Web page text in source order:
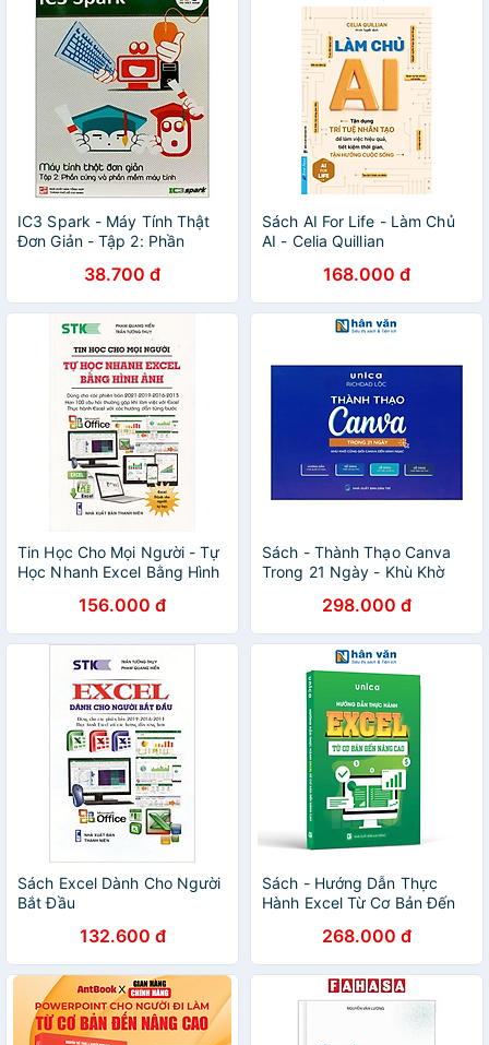
IC3 Spark - Máy Tính Thật
Đơn Giản - Tập 2: Phần
Tính (Tái Bản)38.700 đ
Sách AI For Life - Làm Chủ
AI - Celia Quillian
168.000 đ
Tin Học Cho Mọi Người - Tự
Học Nhanh Excel Bằng Hình
156.000 đ
Sách - Thành Thạo Canva
Trong 21 Ngày - Khù Khờ
Ngạc - Richdad Lộc
298.000 đ
Sách Excel Dành Cho Người
Bắt Đầu
132.600 đ
Sách - Hướng Dẫn Thực
Hành Excel Từ Cơ Bản Đến
268.000 đ